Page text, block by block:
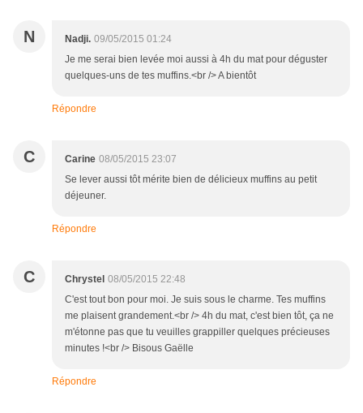
N Nadji. 09/05/2015 01:24
Je me serai bien levée moi aussi à 4h du mat pour déguster
quelques-uns de tes muffins.<br /> A bientôt
Répondre
C Carine 08/05/2015 23:07
Se lever aussi tôt mérite bien de délicieux muffins au petit
déjeuner.
Répondre
C Chrystel 08/05/2015 22:48
C'est tout bon pour moi. Je suis sous le charme. Tes muffins
me plaisent grandement.<br /> 4h du mat, c'est bien tôt, ça ne
m'étonne pas que tu veuilles grappiller quelques précieuses
minutes !<br /> Bisous Gaëlle
Répondre